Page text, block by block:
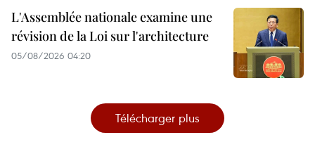
L'Assemblée nationale examine une
révision de la Loi sur l'architecture
05/08/2026 04:20
Télécharger plus